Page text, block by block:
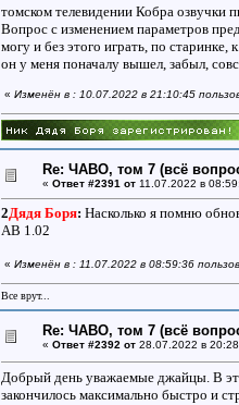
томском телевидении Кобра озвучки
Вопрос с изменением параметров
могу и без этого играть, по старинке,
он у меня поначалу вышел, забыл,
« Изменён в : 10.07.2022 в 21:10:45
Re: ЧАВО, том 7 (всё
« Ответ #2391 от11.07.2022 в
2Дядя Боря: Насколько я помню
АВ 1.02
« Изменён в : 11.07.2022 в 08:59:36
Все врут...
Re: ЧАВО, том 7 (всё
« Ответ #2392 от28.07.2022 в
Добрый день уважаемые джайцы. В
закончилось максимально быстро и